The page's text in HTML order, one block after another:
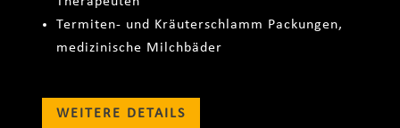
Termiten- und Kräuterschlamm Packungen,
medizinische Milchbäder
WEITERE DETAILS